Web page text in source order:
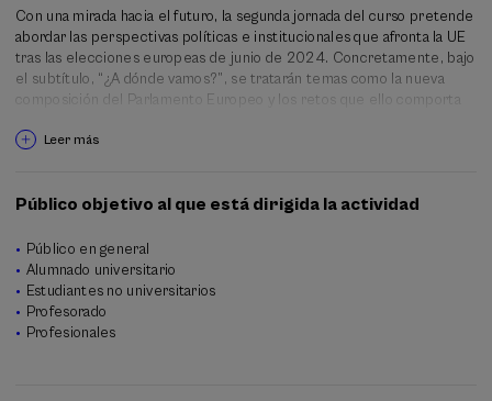
compartida.
Como resultado de este largo y complejo proceso, la identidad
europea sigue evolucionando, al son de la propia evolución de Europa
y de los desafíos y oportunidades de cada momento. En el contexto
determinadas por la renovación política e institucional resultante de
las elecciones europeas del 9 de junio de este año. La nueva
marcará el rumbo y la agenda europea para los próximos cinco años
que, no obstante, seguirá condicionada también por la tensión
Con una mirada hacia el futuro, la segunda jornada del curso pretende
abordar las perspectivas políticas e institucionales que afronta la UE
tras las elecciones europeas de junio de 2024. Concretamente, bajo
el subtítulo, “¿A dónde vamos?”, se tratarán temas como la nueva
composición del Parlamento Europeo y los retos que ello comporta
datos y argumentos.
Leer más
Público objetivo al que está dirigida la actividad
Público en general
Alumnado universitario
Estudiantes no universitarios
Profesorado
Profesionales